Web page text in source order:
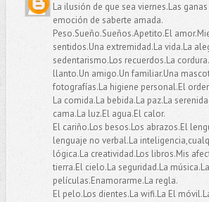
La ilusión de que sea viernes.Las
emoción de saberte amada.
Peso.Sueño.Sueños.Apetito.El
sentidos.Una extremidad.La vida.La
sedentarismo.Los recuerdos.La
llanto.Un amigo.Un familiar.Una
fotografías.La higiene personal.El
La comida.La bebida.La paz.La
cama.La luz.El agua.El calor.
El cariño.Los besos.Los abrazos.El
lenguaje no verbal.La
lógica.La creatividad.Los libros.Mis
tierra.El cielo.La seguridad.La
películas.Enamorarme.La regla.
El pelo.Los dientes.La wifi.La El